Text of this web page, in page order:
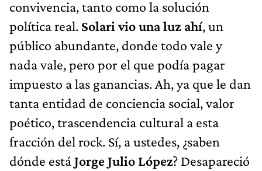
convivencia, tanto como la solución
política real. Solari vio una luz ahí, un
público abundante, donde todo vale y
nada vale, pero por el que podía pagar
impuesto a las ganancias. Ah, ya que le dan
tanta entidad de conciencia social, valor
poético, trascendencia cultural a esta
fracción del rock. Sí, a ustedes, ¿saben
dónde estáJorge Julio López? Desapareció